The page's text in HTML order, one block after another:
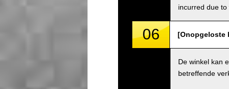
incurred due to
06 [Onopgeloste
De winkel kan
betreffende